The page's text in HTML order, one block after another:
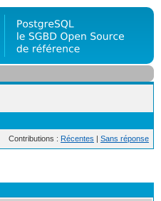
Contributions : Récentes | Sans réponse